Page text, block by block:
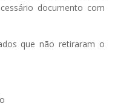
documento com
que não retiraram o